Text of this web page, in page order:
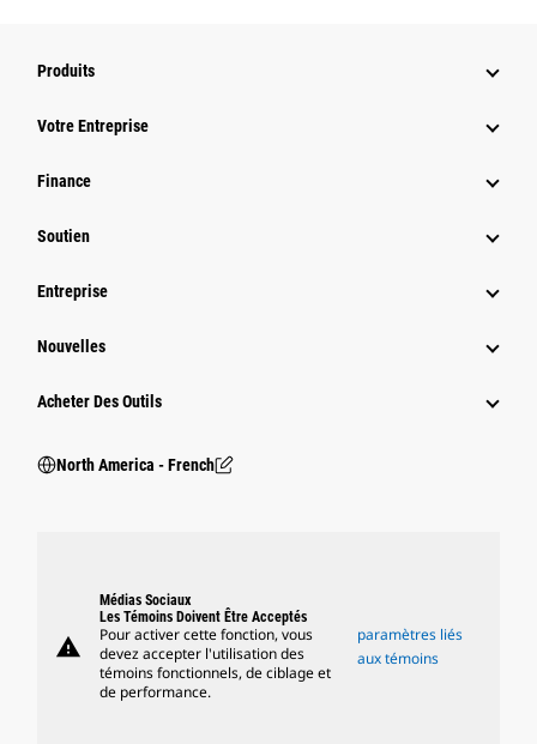
Produits
Votre Entreprise
Finance
Soutien
Entreprise
Nouvelles
Acheter Des Outils
North America - French
warning
Médias Sociaux
Les Témoins Doivent Être Acceptés
Pour activer cette fonction, vous
devez accepter l'utilisation des
témoins fonctionnels, de ciblage et
de performance.
paramètres liés
aux témoins